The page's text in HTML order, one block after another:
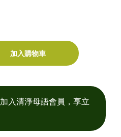
加入購物車
入清淨母語會員，享立